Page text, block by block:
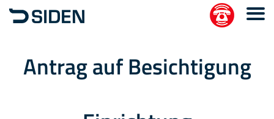
Antrag auf Besichtigung